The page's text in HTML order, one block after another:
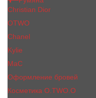
Christian Dior
OTWO
Сhanеl
Kylie
MaC
Оформление бровей
Косметика O.TWO.O